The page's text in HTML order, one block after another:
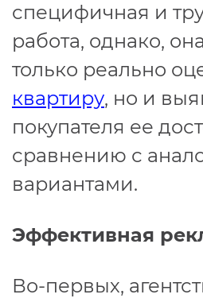
специфичная и
работа, однако,
только реально
квартиру, но и
покупателя ее
сравнению с
вариантами.
Эффективная
Во-первых,